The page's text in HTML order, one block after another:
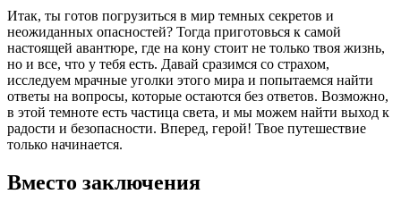
Итак, ты готов погрузиться в мир темных секретов и
неожиданных опасностей? Тогда приготовься к самой
настоящей авантюре, где на кону стоит не только твоя жизнь,
но и все, что у тебя есть. Давай сразимся со страхом,
исследуем мрачные уголки этого мира и попытаемся найти
ответы на вопросы, которые остаются без ответов. Возможно,
в этой темноте есть частица света, и мы можем найти выход к
радости и безопасности. Вперед, герой! Твое путешествие
только начинается.
Вместо заключения